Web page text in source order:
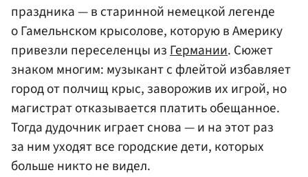
праздника — в старинной немецкой легенде
о Гамельнском крысолове, которую в Америку
привезли переселенцы изГермании. Сюжет
знаком многим: музыкант с флейтой избавляет
город от полчищ крыс, заворожив их игрой, но
магистрат отказывается платить обещанное.
Тогда дудочник играет снова — и на этот раз
за ним уходят все городские дети, которых
больше никто не видел.